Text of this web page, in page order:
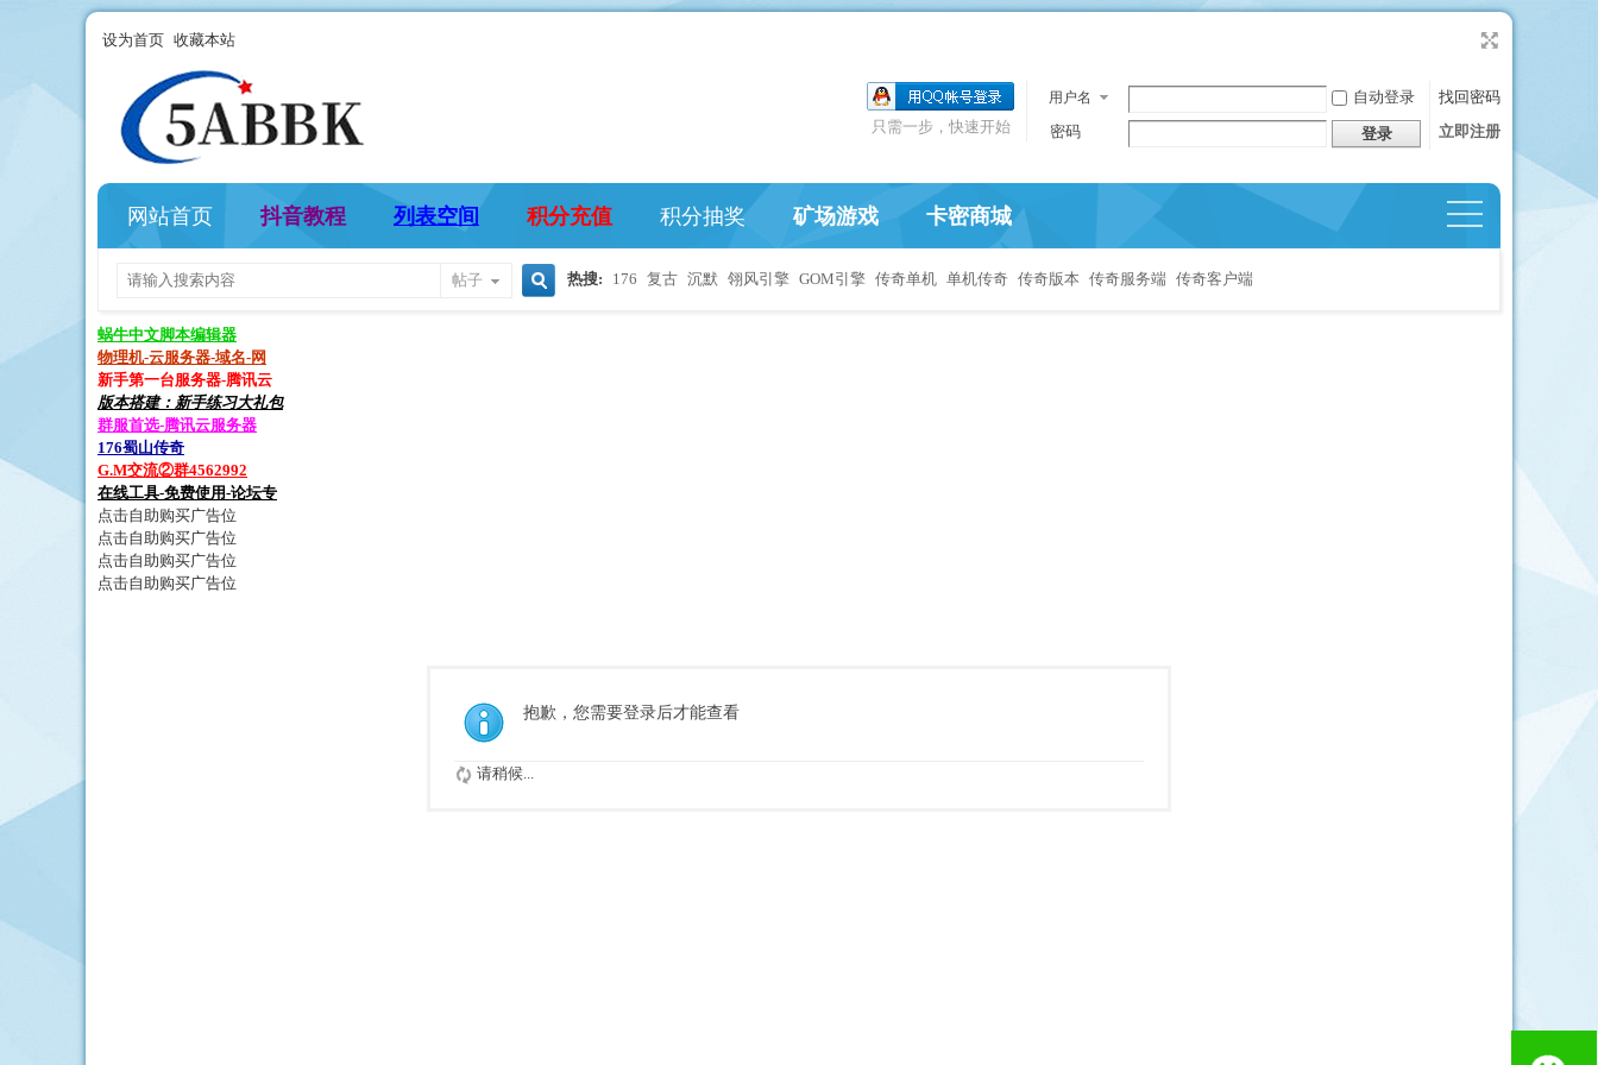
设为首页 收藏本站
用户名 自动登录
找回密码
密码
登录 立即注册
只需一步，快速开始
网站首页 抖音教程 列表空间 积分充值 积分抽奖 矿场游戏 卡密商城
帖子 热搜: 176 复古 沉默 翎风引擎 GOM引擎 传奇单机 单机传奇 传奇版本 传奇服务端 传奇客户端
蜗牛中文脚本编辑器
物理机-云服务器-域名-网
新手第一台服务器-腾讯云
版本搭建：新手练习大礼包
群服首选-腾讯云服务器
176蜀山传奇
G.M交流②群4562992
在线工具-免费使用-论坛专
点击自助购买广告位
点击自助购买广告位
点击自助购买广告位
点击自助购买广告位
抱歉，您需要登录后才能查看
请稍候...